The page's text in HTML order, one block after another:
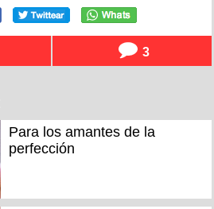
3
Para los amantes de la
perfección